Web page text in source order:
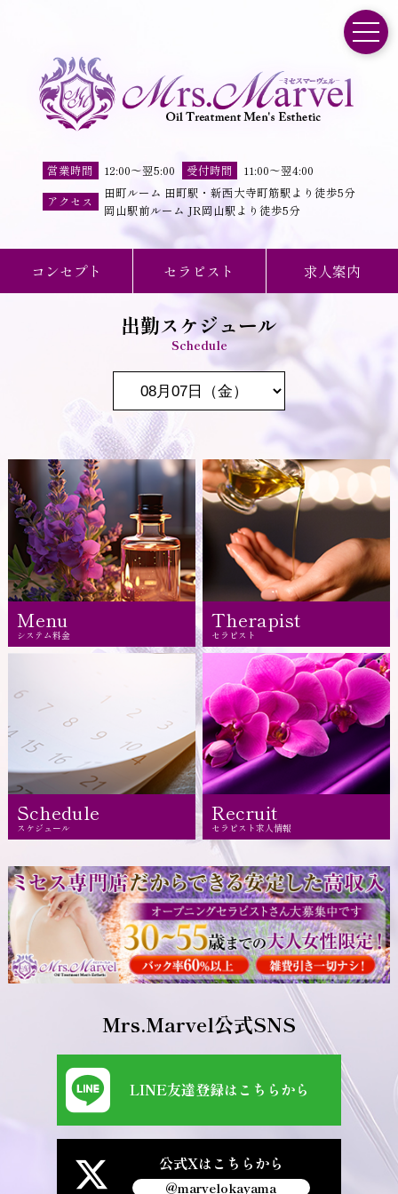
営業時間 12:00～翌5:00 受付時間 11:00～翌4:00
アクセス
田町ルーム 田町駅・新西大寺町筋駅より徒歩5分
岡山駅前ルーム JR岡山駅より徒歩5分
コンセプト セラピスト 求人案内
出勤スケジュール
Schedule
Menu
システム料金
Therapist
セラピスト
Schedule
スケジュール
Recruit
セラピスト求人情報
Mrs.Marvel公式SNS
LINE友達登録はこちらから
公式Xはこちらから
@marvelokayama